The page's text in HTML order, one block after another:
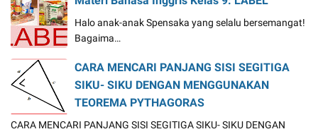
Halo anak-anak Spensaka yang selalu bersemangat!
Bagaima…
CARA MENCARI PANJANG SISI SEGITIGA
SIKU- SIKU DENGAN MENGGUNAKAN
TEOREMA PYTHAGORAS
CARA MENCARI PANJANG SISI SEGITIGA SIKU- SIKU DENGAN